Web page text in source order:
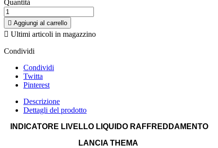
Quantità
 Aggiungi al carrello
 Ultimi articoli in magazzino
Condividi
Condividi
Twitta
Pinterest
Descrizione
Dettagli del prodotto
INDICATORE LIVELLO LIQUIDO RAFFREDDAMENTO
LANCIA THEMA